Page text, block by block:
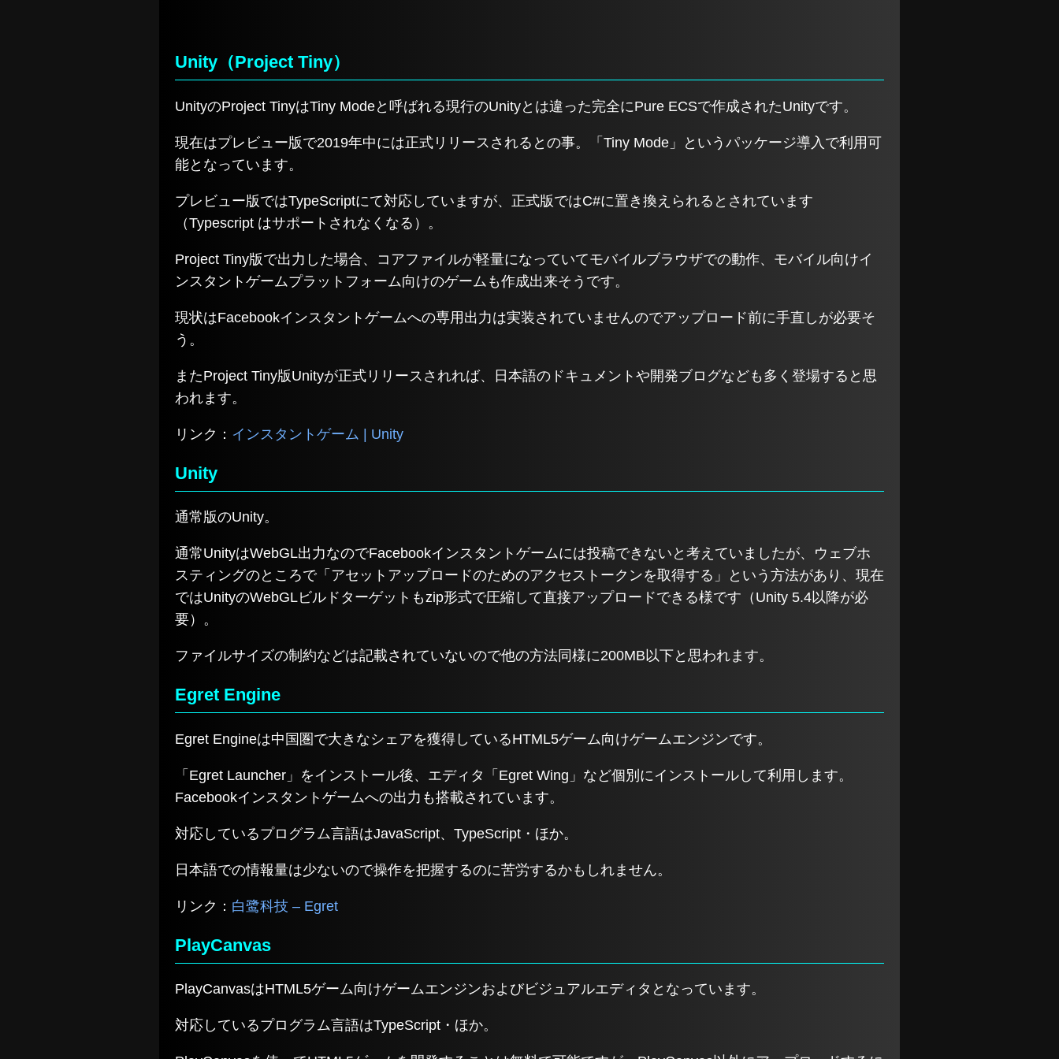
Unity（Project Tiny）
UnityのProject TinyはTiny Modeと呼ばれる現行のUnityとは違った完全にPure ECSで作成されたUnityです。
現在はプレビュー版で2019年中には正式リリースされるとの事。「Tiny Mode」というパッケージ導入で利用可
能となっています。
プレビュー版ではTypeScriptにて対応していますが、正式版ではC#に置き換えられるとされています
（Typescript はサポートされなくなる）。
Project Tiny版で出力した場合、コアファイルが軽量になっていてモバイルブラウザでの動作、モバイル向けイ
ンスタントゲームプラットフォーム向けのゲームも作成出来そうです。
現状はFacebookインスタントゲームへの専用出力は実装されていませんのでアップロード前に手直しが必要そ
う。
またProject Tiny版Unityが正式リリースされれば、日本語のドキュメントや開発ブログなども多く登場すると思
われます。
リンク： インスタントゲーム | Unity
Unity
通常版のUnity。
通常UnityはWebGL出力なのでFacebookインスタントゲームには投稿できないと考えていましたが、ウェブホ
スティングのところで「アセットアップロードのためのアクセストークンを取得する」という方法があり、現在
ではUnityのWebGLビルドターゲットもzip形式で圧縮して直接アップロードできる様です（Unity 5.4以降が必
要）。
ファイルサイズの制約などは記載されていないので他の方法同様に200MB以下と思われます。
Egret Engine
Egret Engineは中国圏で大きなシェアを獲得しているHTML5ゲーム向けゲームエンジンです。
「Egret Launcher」をインストール後、エディタ「Egret Wing」など個別にインストールして利用します。
Facebookインスタントゲームへの出力も搭載されています。
対応しているプログラム言語はJavaScript、TypeScript・ほか。
日本語での情報量は少ないので操作を把握するのに苦労するかもしれません。
リンク： 白鹭科技 – Egret
PlayCanvas
PlayCanvasはHTML5ゲーム向けゲームエンジンおよびビジュアルエディタとなっています。
対応しているプログラム言語はTypeScript・ほか。